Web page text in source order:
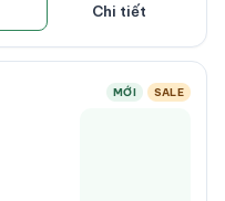
Chi tiết
MỚI SALE